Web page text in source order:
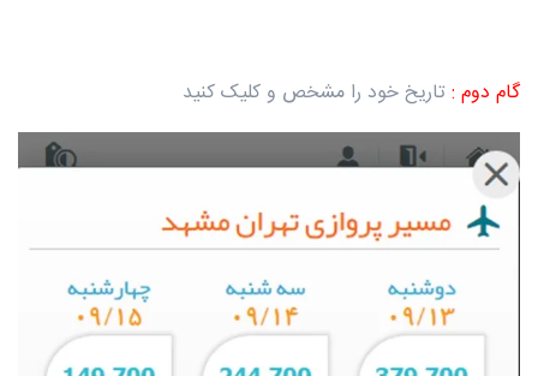
گام دوم :تاریخ خود را مشخص و کلیک کنید